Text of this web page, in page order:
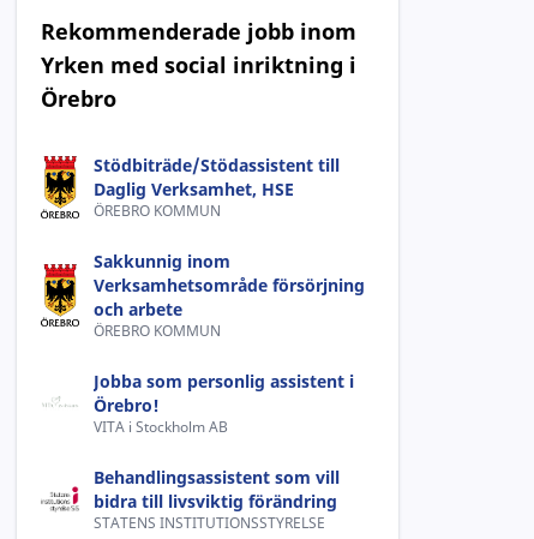
Rekommenderade jobb inom
Yrken med social inriktning i
Örebro
Stödbiträde/Stödassistent till
Daglig Verksamhet, HSE
ÖREBRO KOMMUN
Sakkunnig inom
Verksamhetsområde försörjning
och arbete
ÖREBRO KOMMUN
Jobba som personlig assistent i
Örebro!
VITA i Stockholm AB
Behandlingsassistent som vill
bidra till livsviktig förändring
STATENS INSTITUTIONSSTYRELSE